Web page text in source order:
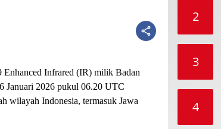
Infrared (IR) milik Badan
Januari 2026 pukul 06.20 UTC
wilayah Indonesia, termasuk Jawa
2
3
4